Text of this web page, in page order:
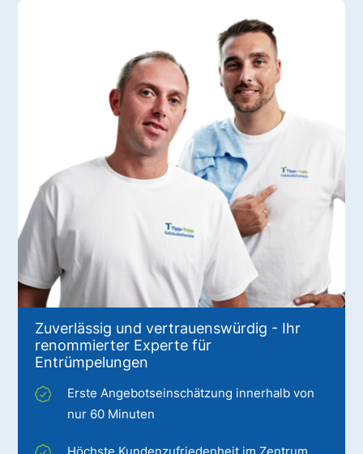
Zuverlässig und vertrauenswürdig - Ihr
renommierter Experte für
Entrümpelungen
Erste Angebotseinschätzung innerhalb von
nur 60 Minuten